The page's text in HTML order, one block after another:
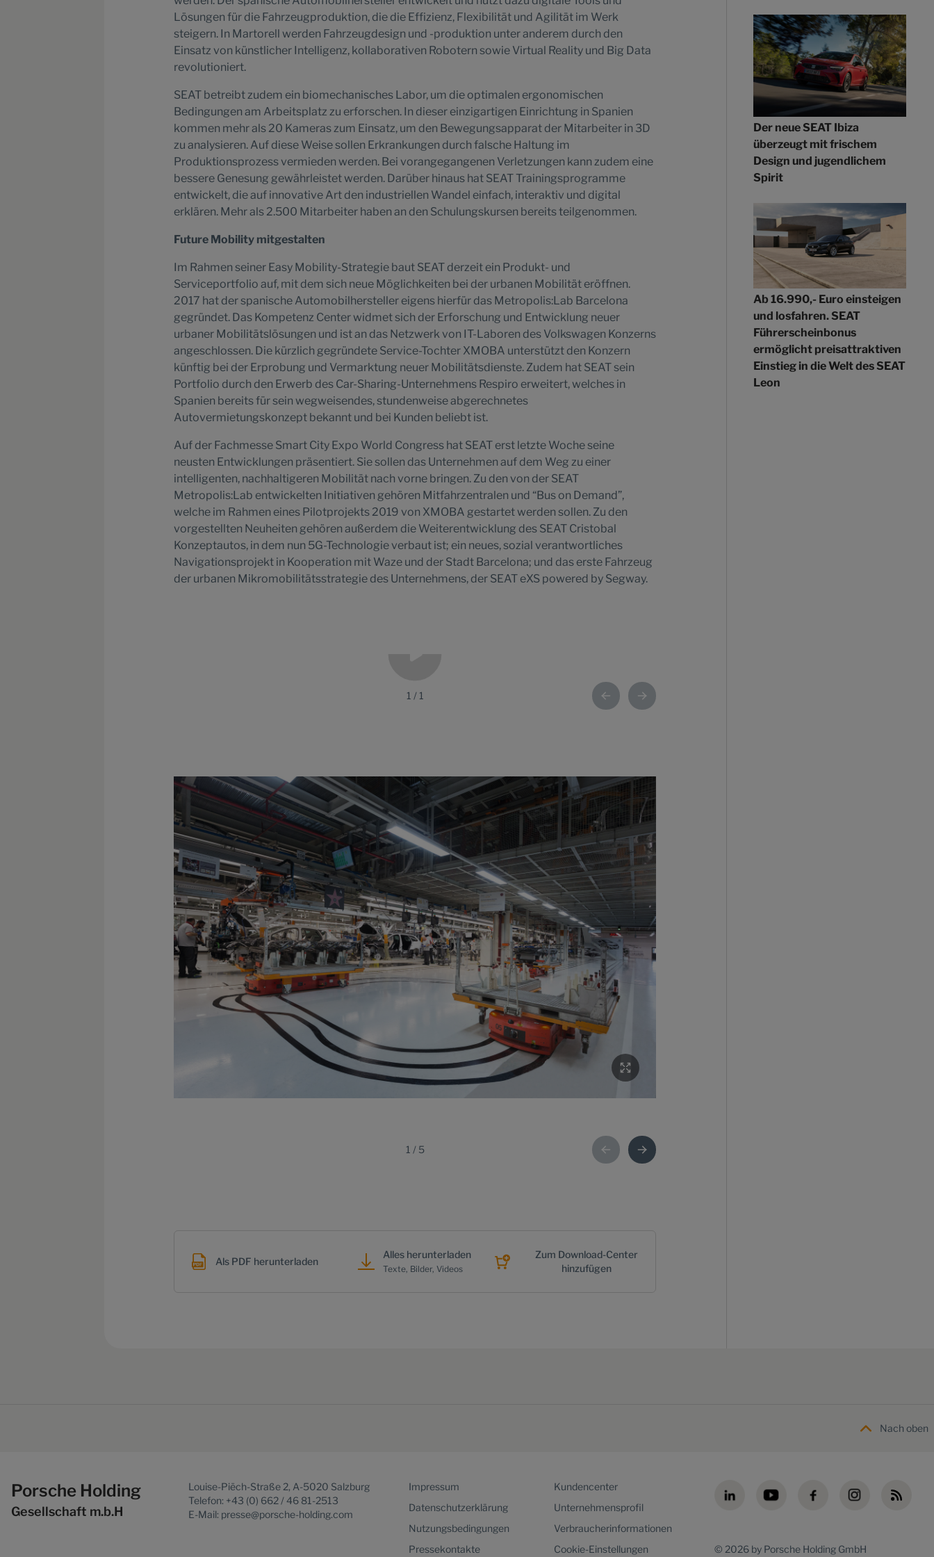
Lösungen für die Fahrzeugproduktion, die die Effizienz, Flexibilität und Agilität im Werk
steigern. In Martorell werden Fahrzeugdesign und -produktion unter anderem durch den
Einsatz von künstlicher Intelligenz, kollaborativen Robotern sowie Virtual Reality und Big Data
revolutioniert.
SEAT betreibt zudem ein biomechanisches Labor, um die optimalen ergonomischen
Bedingungen am Arbeitsplatz zu erforschen. In dieser einzigartigen Einrichtung in Spanien
kommen mehr als 20 Kameras zum Einsatz, um den Bewegungsapparat der Mitarbeiter in 3D
zu analysieren. Auf diese Weise sollen Erkrankungen durch falsche Haltung im
Produktionsprozess vermieden werden. Bei vorangegangenen Verletzungen kann zudem eine
bessere Genesung gewährleistet werden. Darüber hinaus hat SEAT Trainingsprogramme
entwickelt, die auf innovative Art den industriellen Wandel einfach, interaktiv und digital
erklären. Mehr als 2.500 Mitarbeiter haben an den Schulungskursen bereits teilgenommen.
Future Mobility mitgestalten
Im Rahmen seiner Easy Mobility-Strategie baut SEAT derzeit ein Produkt- und
Serviceportfolio auf, mit dem sich neue Möglichkeiten bei der urbanen Mobilität eröffnen.
2017 hat der spanische Automobilhersteller eigens hierfür das Metropolis:Lab Barcelona
gegründet. Das Kompetenz Center widmet sich der Erforschung und Entwicklung neuer
urbaner Mobilitätslösungen und ist an das Netzwerk von IT-Laboren des Volkswagen Konzerns
angeschlossen. Die kürzlich gegründete Service-Tochter XMOBA unterstützt den Konzern
künftig bei der Erprobung und Vermarktung neuer Mobilitätsdienste. Zudem hat SEAT sein
Portfolio durch den Erwerb des Car-Sharing-Unternehmens Respiro erweitert, welches in
Spanien bereits für sein wegweisendes, stundenweise abgerechnetes
Autovermietungskonzept bekannt und bei Kunden beliebt ist.
Auf der Fachmesse Smart City Expo World Congress hat SEAT erst letzte Woche seine
neusten Entwicklungen präsentiert. Sie sollen das Unternehmen auf dem Weg zu einer
intelligenten, nachhaltigeren Mobilität nach vorne bringen. Zu den von der SEAT
Metropolis:Lab entwickelten Initiativen gehören Mitfahrzentralen und “Bus on Demand”,
welche im Rahmen eines Pilotprojekts 2019 von XMOBA gestartet werden sollen. Zu den
vorgestellten Neuheiten gehören außerdem die Weiterentwicklung des SEAT Cristobal
Konzeptautos, in dem nun 5G-Technologie verbaut ist; ein neues, sozial verantwortliches
Navigationsprojekt in Kooperation mit Waze und der Stadt Barcelona; und das erste Fahrzeug
der urbanen Mikromobilitätsstrategie des Unternehmens, der SEAT eXS powered by Segway.
1 / 1
1 / 5
Als PDF herunterladen
Alles herunterladen
Texte, Bilder, Videos
Zum Download-Center
hinzufügen
Der neue SEAT Ibiza
überzeugt mit frischem
Design und jugendlichem
Spirit
Ab 16.990,- Euro einsteigen
und losfahren. SEAT
Führerscheinbonus
ermöglicht preisattraktiven
Einstieg in die Welt des SEAT
Leon
Nach oben
Porsche Holding
Gesellschaft m.b.H
Louise-Piëch-Straße 2, A-5020 Salzburg
Telefon: +43 (0) 662 / 46 81-2513
E-Mail: presse@porsche-holding.com
© 2026 by Porsche Holding GmbH
Impressum
Datenschutzerklärung
Nutzungsbedingungen
Pressekontakte
Kundencenter
Unternehmensprofil
Verbraucherinformationen
Cookie-Einstellungen